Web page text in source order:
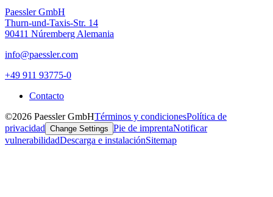
Paessler GmbH
Thurn-und-Taxis-Str. 14
90411 Núremberg Alemania
info@paessler.com
+49 911 93775-0
Contacto
©2026 Paessler GmbHTérminos y condicionesPolítica de
privacidad Change Settings Pie de imprentaNotificar
vulnerabilidadDescarga e instalaciónSitemap